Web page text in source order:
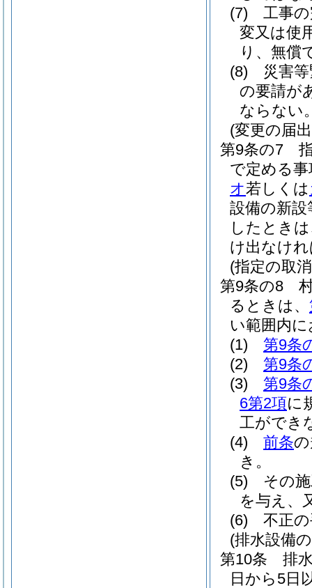
(7)
工事
変又は使
り、無償
(8)
災害
の要請が
ならない
(変更の届
第9条の7
で定める
オ若しくは
設備の新
したとき
け出なけ
(指定の取
第9条の8
るときは、
い範囲内
(1)
第9条
(2)
第9条
(3)
第9条
6第2項に
工ができ
(4)
前条
き。
(5)
その
を与え、
(6)
不正
(排水設備
第10条
排
日から5日